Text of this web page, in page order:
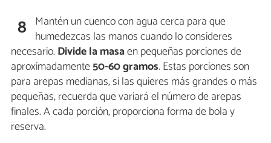
8 Mantén un cuenco con agua cerca para que
humedezcas las manos cuando lo consideres
necesario. Divide la masaen pequeñas porciones de
aproximadamente50-60 gramos. Estas porciones son
para arepas medianas, si las quieres más grandes o más
pequeñas, recuerda que variará el número de arepas
finales. A cada porción, proporciona forma de bola y
reserva.